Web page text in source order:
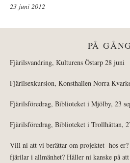
23 juni 2012
PÅ
Fjärilsvandring, Kulturens Östarp 28 juni
Fjärilsexkursion, Konsthallen Norra
Fjärilsföredrag, Biblioteket i Mjölby, 23
Fjärilsföredrag, Biblioteket i Trollhättan,
Vill ni att vi berättar om projektet hos
fjärilar i allmänhet? Håller ni kanske på